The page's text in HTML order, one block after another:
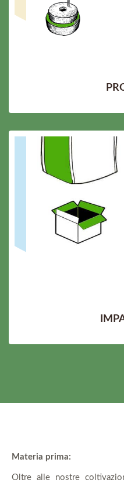
Materia prima:
Oltre alle nostre